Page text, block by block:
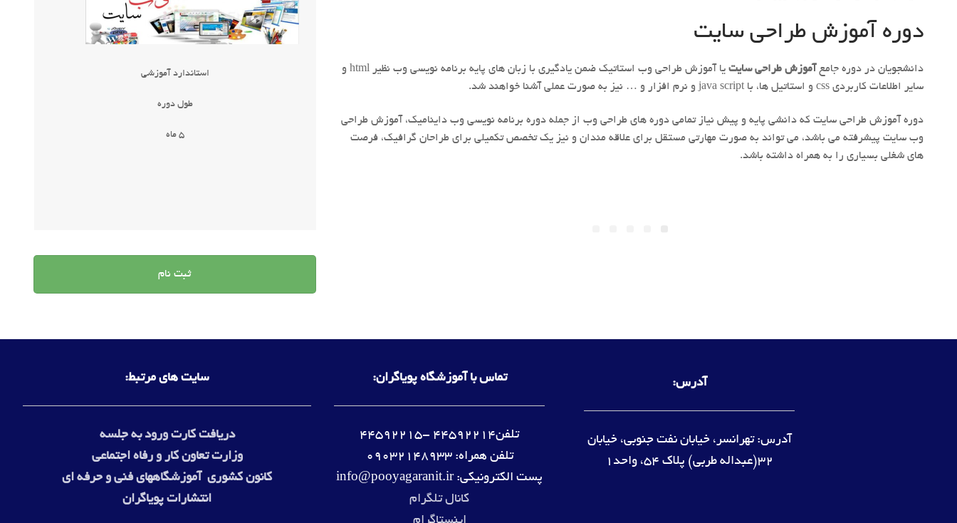
استاندارد آموزشی
طول دوره
5 ماه
ثبت نام
دوره آموزش طراحی سایت
دانشجویان در دوره جامع آموزش طراحی سایت
یا آموزش طراحی وب استاتیک ضمن یادگیری با زبان های پایه برنامه نویسی وب نظیر html و
سایر اطلاعات کاربردی css و استاتیل ها، با java script و نرم افزار و … نیز به صورت عملی آشنا خواهند شد.
دوره آموزش طراحی سایت که دانشی پایه و پیش نیاز تمامی دوره های طراحی وب از جمله دوره برنامه نویسی وب داینامیک، آموزش طراحی
وب سایت پیشرفته می باشد، می تواند به صورت مهارتی مستقل برای علاقه مندان و نیز یک تخصص تکمیلی برای طراحان گرافیک، فرصت
های شغلی بسیاری را به همراه داشته باشد.
آدرس:
آدرس: تهرانسر، خیابان نفت جنوبی، خیابان
32(عبداله طربی) پلاک 54، واحد1
تماس با آموزشگاه پویاگران:
تلفن44592214 -44592215
تلفن همراه: 09032148933
پست الکترونیکی: info@pooyagaranit.ir
کانال تلگرام
سایت های مرتبط:
دریافت کارت ورود به جلسه
وزارتتعاون کار و رفاه اجتماعی
کانون کشوری آموزشگاههای فنی و حرفه ای
انتشارات پویاگران